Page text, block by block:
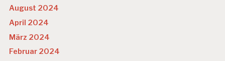
August 2024
April 2024
März 2024
Februar 2024